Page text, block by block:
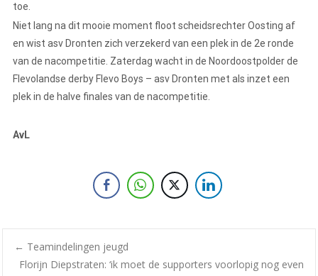
toe.
Niet lang na dit mooie moment floot scheidsrechter Oosting af
en wist asv Dronten zich verzekerd van een plek in de 2e ronde
van de nacompetitie. Zaterdag wacht in de Noordoostpolder de
Flevolandse derby Flevo Boys – asv Dronten met als inzet een
plek in de halve finales van de nacompetitie.
AvL
← Teamindelingen jeugd
Florijn Diepstraten: ‘ik moet de supporters voorlopig nog even